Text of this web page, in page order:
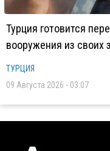
Турция готовится
вооружения из своих
ТУРЦИЯ
09 Августа 2026 - 03:07